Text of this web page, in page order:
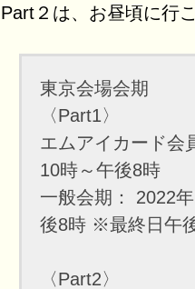
Part２は、お昼頃に行
東京会場会期
〈Part1〉
エムアイカード会
10時～午後8時
一般会期： 2022
後8時 ※最終日午
〈Part2〉